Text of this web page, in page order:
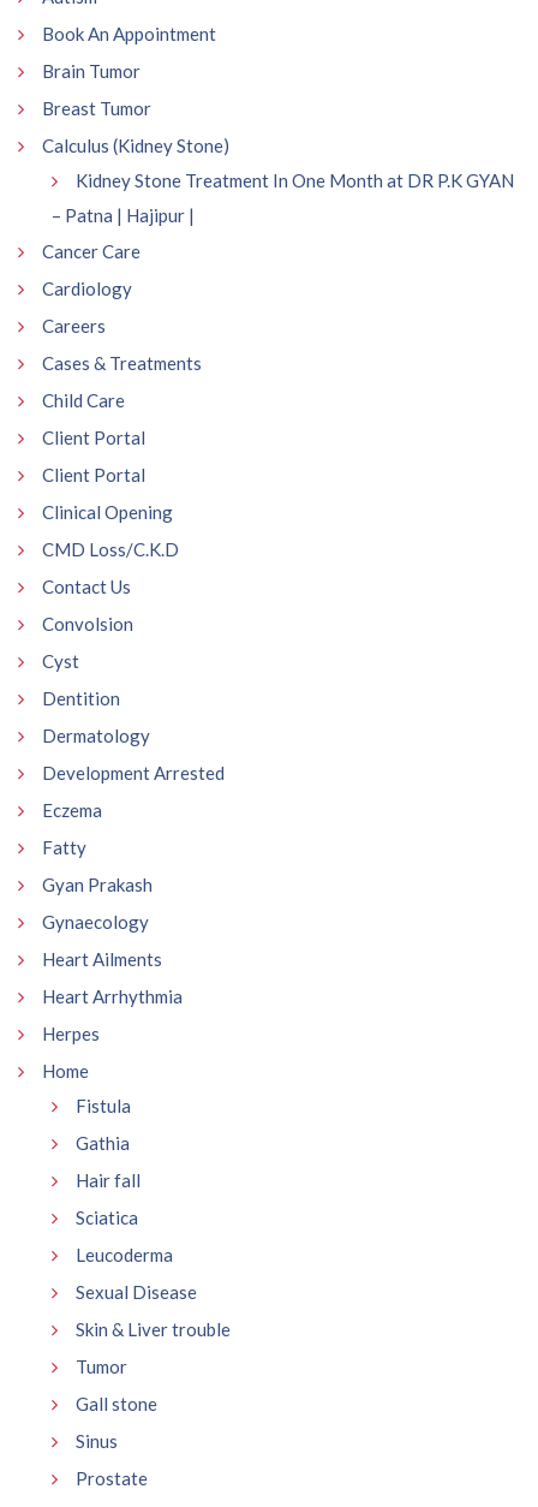
Book An Appointment
Brain Tumor
Breast Tumor
Calculus (Kidney Stone)
Kidney Stone Treatment In One Month at DR P.K GYAN
– Patna | Hajipur |
Cancer Care
Cardiology
Careers
Cases & Treatments
Child Care
Client Portal
Client Portal
Clinical Opening
CMD Loss/C.K.D
Contact Us
Convolsion
Cyst
Dentition
Dermatology
Development Arrested
Eczema
Fatty
Gyan Prakash
Gynaecology
Heart Ailments
Heart Arrhythmia
Herpes
Home
Fistula
Gathia
Hair fall
Sciatica
Leucoderma
Sexual Disease
Skin & Liver trouble
Tumor
Gall stone
Sinus
Prostate